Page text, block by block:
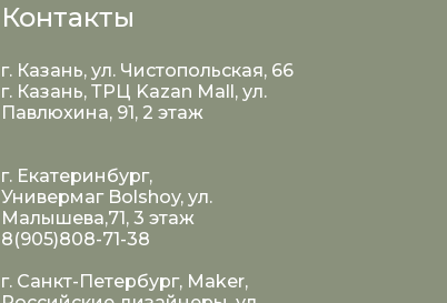
Контакты
г. Казань, ул. Чистопольская, 66
г. Казань, ТРЦ Kazan Mall, ул.
Павлюхина, 91, 2 этаж
г. Екатеринбург,
Универмаг Bolshoy, ул.
Малышева,71, 3 этаж
8(905)808-71-38
г. Санкт-Петербург, Maker,